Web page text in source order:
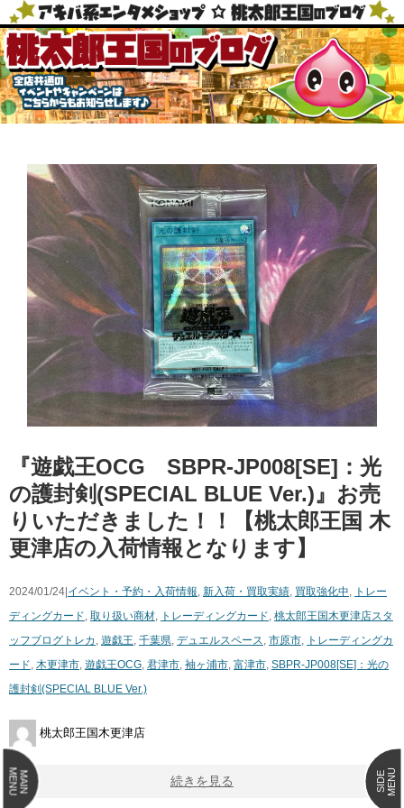
『遊戯王OCG SBPR-JP008[SE]：光
の護封剣(SPECIAL ​BLUE ​Ver.)』お売
りいただきました！！【桃太郎王国 木
更津店の入荷情報となります】
2024/01/24| イベント・予約・入荷情報, 新入荷・買取実績, 買取強化中, トレー
ディングカード, 取り扱い商材, トレーディングカード, 桃太郎王国木更津店スタ
ッフブログ トレカ , 遊戯王, 千葉県, デュエルスペース, 市原市, トレーディングカ
ード, 木更津市, 遊戯王OCG, 君津市, 袖ヶ浦市, 富津市, SBPR-JP008[SE]：光の
護封剣(SPECIAL ​BLUE ​Ver.)
桃太郎王国木更津店
続きを見る
MAIN
MENU SIDEMENU